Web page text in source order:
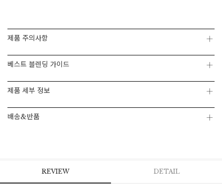
PAYCO 바로구매
제품 주의사항
베스트 블렌딩 가이드
제품 세부 정보
배송&반품
REVIEW DETAIL